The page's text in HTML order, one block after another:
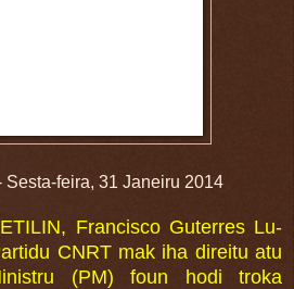
feira, 31 Janeiru 2014
Francisco Guterres Lu-
CNRT mak iha direitu atu
(PM) foun hodi troka